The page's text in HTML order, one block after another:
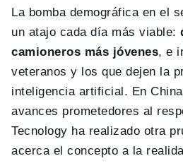
La bomba demográfica en el
un atajo cada día más viable:
camioneros más jóvenes, e
veteranos y los que dejen la
inteligencia artificial. En
avances prometedores al
Tecnology ha realizado otra
acerca el concepto a la